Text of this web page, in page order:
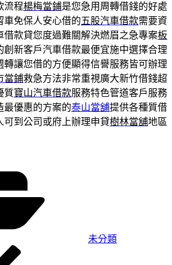
流程楊梅當鋪是您急用周轉借錢的好處
車免保人安心借的五股汽車借款需要資
借款貸您度過難關解決燃眉之急專案板
創新客戶汽車借款最便宜施中選擇合理
轉讓您借的方便顯得信譽服務皆可辦理
當鋪救急方法非常重視廣大新竹借錢超
質寶山汽車借款服務特色管道客戶服務
最優惠的方案的泰山當舖提供各種質借
可到公司或府上辦理申貸樹林當舖地區
未分類